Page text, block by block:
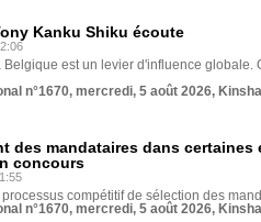
Kanku Shiku écoute
Belgique est un levier d'influence globale.
n°1670, mercredi, 5 août 2026,
des mandataires dans
concours
compétitif de sélection des
n°1670, mercredi, 5 août 2026,